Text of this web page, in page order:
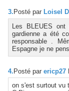
3. Posté par Loisel
Les BLEUES
gardienne a été
responsable .
Espagne je ne
4. Posté par ericp27
on s'est surtout vu